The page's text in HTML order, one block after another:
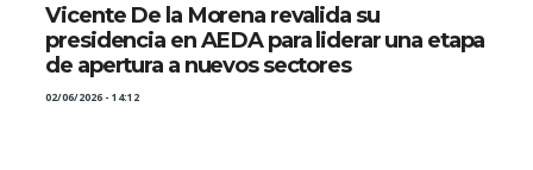
Vicente De la Morena revalida su
presidencia en AEDA para liderar una etapa
de apertura a nuevos sectores
02/06/2026 - 14:12